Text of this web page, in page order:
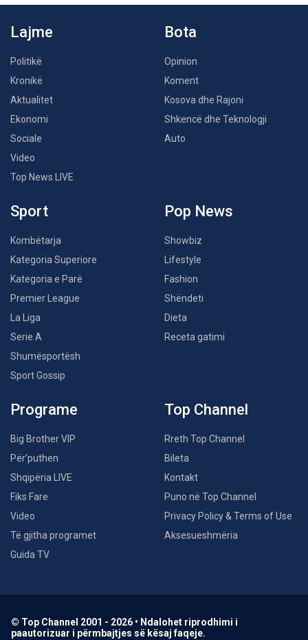
Lajme
Politikë
Kronikë
Aktualitet
Ekonomi
Sociale
Video
Top News LIVE
Bota
Opinion
Koment
Kosova dhe Rajoni
Shkencë dhe Teknologji
Auto
Sport
Kombëtarja
Kategoria Superiore
Kategoria e Parë
Premier League
La Liga
Serie A
Shumësportësh
Sport Gossip
Pop News
Showbiz
Lifestyle
Fashion
Shëndeti
Dieta
Receta gatimi
Programe
Big Brother VIP
Për’puthen
Shqipëria LIVE
Fiks Fare
Video
Të gjitha programet
Guida TV
Top Channel
Rreth Top Channel
Bileta
Kontakt
Puno në Top Channel
Privacy Policy & Terms of Use
Aksesueshmëria
© Top Channel 2001 - 2026 • Ndalohet riprodhimi i
paautorizuar i përmbajtjes së kësaj faqeje.